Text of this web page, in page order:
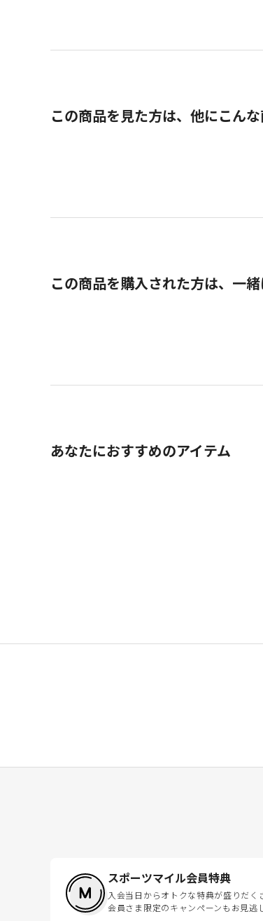
この商品を見た方は、他にこん
この商品を購入された方は、一
あなたにおすすめのアイテム
スポーツマイル会員特典
入会当日からオトクな特典が盛りだく
会員さま限定のキャンペーンもお見逃